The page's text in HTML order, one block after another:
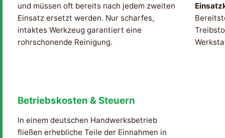
und müssen oft bereits nach jedem zweiten
Einsatz ersetzt werden. Nur scharfes,
intaktes Werkzeug garantiert eine
rohrschonende Reinigung.
Betriebskosten & Steuern
In einem deutschen Handwerksbetrieb
fließen erhebliche Teile der Einnahmen in